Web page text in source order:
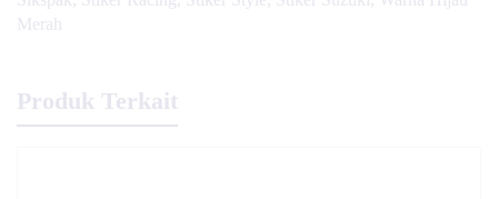
Merah
Produk Terkait